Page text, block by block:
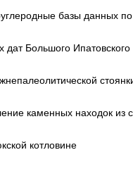
базы данных
Большого
каменных находок
котловине